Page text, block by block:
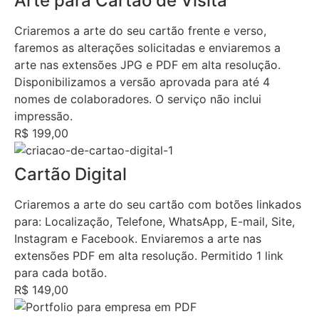
Criaremos a arte do seu cartão frente e verso,
faremos as alterações solicitadas e enviaremos a
arte nas extensões JPG e PDF em alta resolução.
Disponibilizamos a versão aprovada para até 4
nomes de colaboradores. O serviço não inclui
impressão.
R$ 199,00
Cartão Digital
Criaremos a arte do seu cartão com botões linkados
para: Localização, Telefone, WhatsApp, E-mail, Site,
Instagram e Facebook. Enviaremos a arte nas
extensões PDF em alta resolução. Permitido 1 link
para cada botão.
R$ 149,00